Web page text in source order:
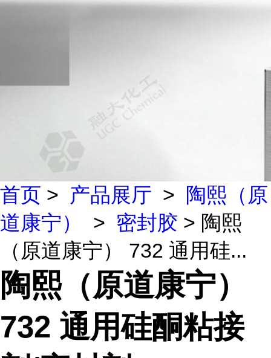
首页 > 产品展厅 >
陶熙（原
道康宁）
> 密封胶 > 陶熙
（原道康宁） 732 通用硅...
陶熙（原道康宁）
732 通用硅酮粘接